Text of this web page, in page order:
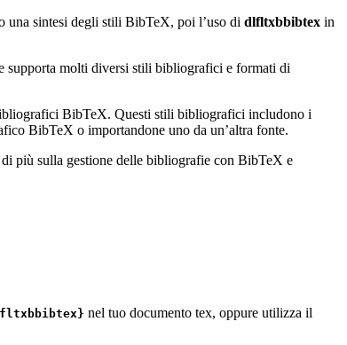
una sintesi degli stili BibTeX, poi l’uso di dlfltxbbibtex in
supporta molti diversi stili bibliografici e formati di
BibTeX. Questi stili bibliografici includono i
BibTeX o importandone uno da un’altra fonte.
più sulla gestione delle bibliografie con BibTeX e
nel tuo documento tex, oppure utilizza il